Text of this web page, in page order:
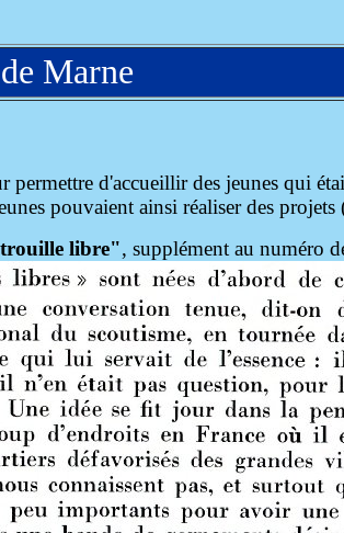
Marne
d'accueillir des jeunes qui
pouvaient ainsi réaliser des
libre", supplément au numéro